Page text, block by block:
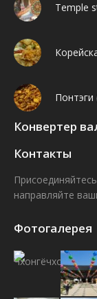
Temple
Конвертер
Контакты
направляйте
Фотогалерея